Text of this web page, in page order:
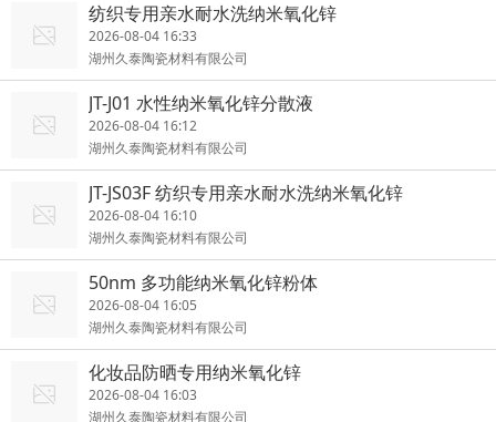
纺织专用亲水耐水洗纳米氧化锌
2026-08-04 16:33
湖州久泰陶瓷材料有限公司
JT-J01 水性纳米氧化锌分散液
2026-08-04 16:12
湖州久泰陶瓷材料有限公司
JT-JS03F 纺织专用亲水耐水洗纳米氧化锌
2026-08-04 16:10
湖州久泰陶瓷材料有限公司
50nm 多功能纳米氧化锌粉体
2026-08-04 16:05
湖州久泰陶瓷材料有限公司
化妆品防晒专用纳米氧化锌
2026-08-04 16:03
湖州久泰陶瓷材料有限公司